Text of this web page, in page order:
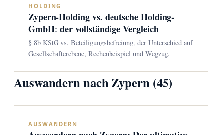
HOLDING
Zypern-Holding vs. deutsche Holding-
GmbH: der vollständige Vergleich
§ 8b KStG vs. Beteiligungsbefreiung, der Unterschied auf
Gesellschafterebene, Rechenbeispiel und Wegzug.
Auswandern nach Zypern (45)
AUSWANDERN